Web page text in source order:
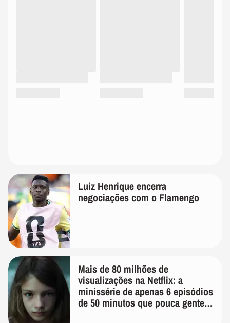
Luiz Henrique encerra
negociações com o Flamengo
Mais de 80 milhões de
visualizações na Netflix: a
minissérie de apenas 6 episódios
de 50 minutos que pouca gente